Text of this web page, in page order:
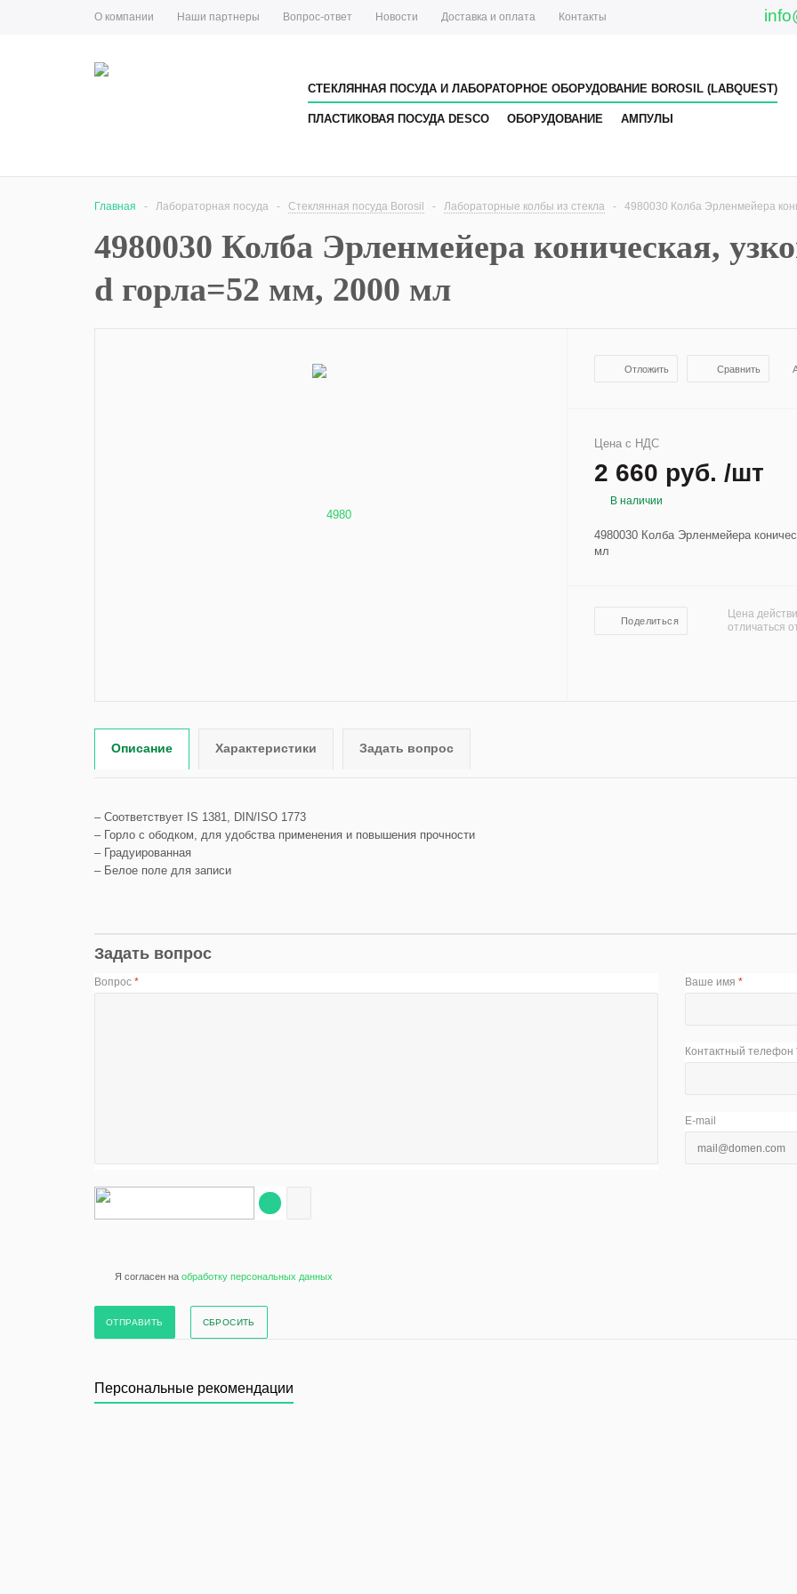
О компании Наши партнеры Вопрос-ответ Новости Доставка и оплата Контакты
СТЕКЛЯННАЯ ПОСУДА И ЛАБОРАТОРНОЕ ОБОРУДОВАНИЕ BOROSIL (LABQUEST)
ПЛАСТИКОВАЯ ПОСУДА DESCO ОБОРУДОВАНИЕ АМПУЛЫ
Главная - Лабораторная посуда - Стеклянная посуда Borosil - Лабораторные колбы из стекла - 4980030 Колба Эрленмейера
4980030 Колба Эрленмейера коническая,
d горла=52 мм, 2000 мл
Отложить Сравнить
Цена с НДС
2 660 руб. /шт
В наличии
4980030 Колба Эрленмейера
мл
Поделиться
Цена
отличаться
Описание Характеристики Задать вопрос
– Соответствует IS 1381, DIN/ISO 1773
– Горло с ободком, для удобства применения и повышения прочности
– Градуированная
– Белое поле для записи
Задать вопрос
Вопрос * Ваше имя *
Контактный телефон
E-mail
Я согласен на обработку персональных данных
СБРОСИТЬ
Персональные рекомендации